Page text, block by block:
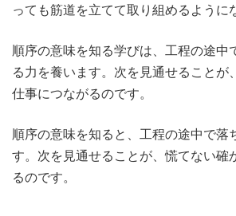
っても筋道を立てて取り組めるように
順序の意味を知る学びは、工程の途中
る力を養います。次を見通せることが
仕事につながるのです。
順序の意味を知ると、工程の途中で落
す。次を見通せることが、慌てない確
るのです。